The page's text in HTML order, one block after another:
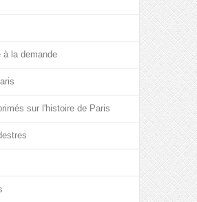
à la demande
sur l'histoire de Paris